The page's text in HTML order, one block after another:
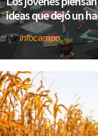
ideas que dejó un
Porinfocampo